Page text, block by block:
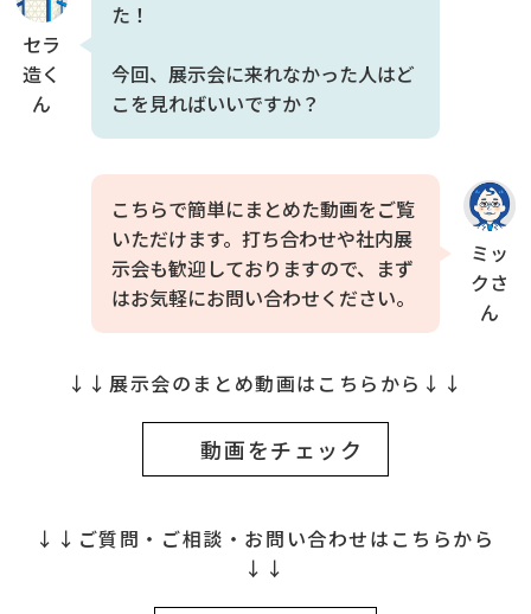
セラ
造く
ん
た！
今回、展示会に来れなかった人はど
こを見ればいいですか？
ミッ
クさ
ん
こちらで簡単にまとめた動画をご覧
いただけます。打ち合わせや社内展
示会も歓迎しておりますので、まず
はお気軽にお問い合わせください。
↓↓展示会のまとめ動画はこちらから↓↓
動画をチェック
↓↓ご質問・ご相談・お問い合わせはこちらから
↓↓